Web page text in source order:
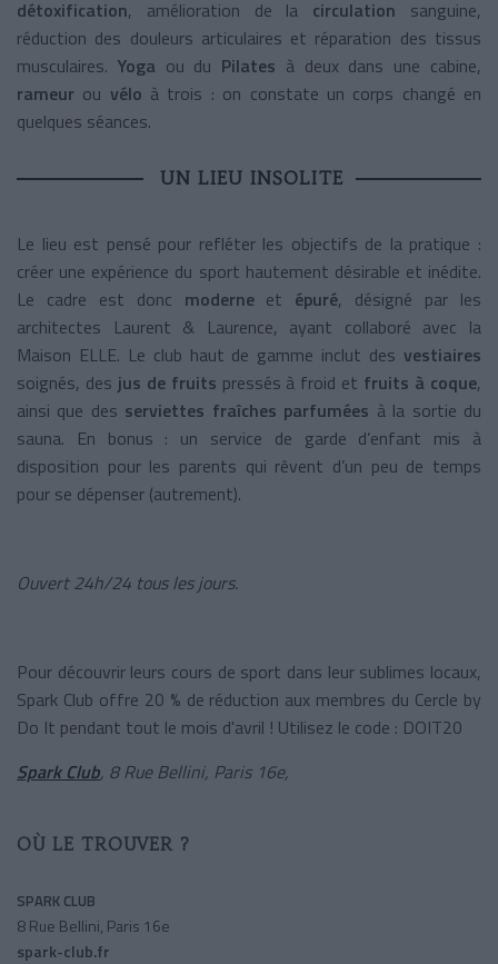
détoxification, amélioration de la circulation sanguine,
réduction des douleurs articulaires et réparation des tissus
musculaires. Yoga ou du Pilates à deux dans une cabine,
rameur ou vélo à trois : on constate un corps changé en
quelques séances.
UN LIEU INSOLITE
Le lieu est pensé pour refléter les objectifs de la pratique :
créer une expérience du sport hautement désirable et inédite.
Le cadre est donc moderne et épuré, désigné par les
architectes Laurent & Laurence, ayant collaboré avec la
Maison ELLE. Le club haut de gamme inclut des vestiaires
soignés, des jus de fruits pressés à froid et fruits à coque,
ainsi que des serviettes fraîches parfumées à la sortie du
sauna. En bonus : un service de garde d’enfant mis à
disposition pour les parents qui rêvent d’un peu de temps
pour se dépenser (autrement).
Ouvert 24h/24 tous les jours.
Pour découvrir leurs cours de sport dans leur sublimes locaux,
Spark Club offre 20 % de réduction aux membres du Cercle by
Do It pendant tout le mois d'avril ! Utilisez le code : DOIT20
Spark Club, 8 Rue Bellini, Paris16e,
OÙ LE TROUVER ?
SPARK CLUB
8 Rue Bellini, Paris 16e
spark-club.fr